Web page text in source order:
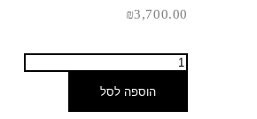
₪3,700.00
הוספה לסל